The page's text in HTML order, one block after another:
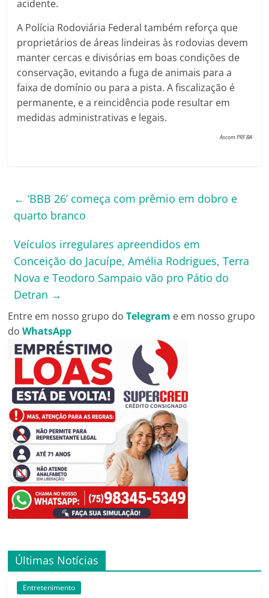
acidente.
A Polícia Rodoviária Federal também reforça que
proprietários de áreas lindeiras às rodovias devem
manter cercas e divisórias em boas condições de
conservação, evitando a fuga de animais para a
faixa de domínio ou para a pista. A fiscalização é
permanente, e a reincidência pode resultar em
medidas administrativas e legais.
Ascom PRF BA
← ‘BBB 26’ começa com prêmio em dobro e
quarto branco
Veículos irregulares apreendidos em
Conceição do Jacuípe, Amélia Rodrigues, Terra
Nova e Teodoro Sampaio vão pro Pátio do
Detran →
Entre em nosso grupo doTelegram e em nosso grupo
doWhatsApp
Últimas Notícias
Entretenimento